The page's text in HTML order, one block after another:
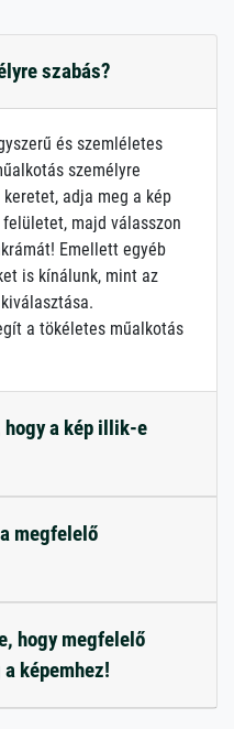
szabás?
és szemléletes
személyre
adja meg a kép
majd válasszon
Emellett egyéb
is kínálunk, mint az
a tökéletes műalkotás
hogy a kép illik-e
megfelelő
hogy megfelelő
képemhez!